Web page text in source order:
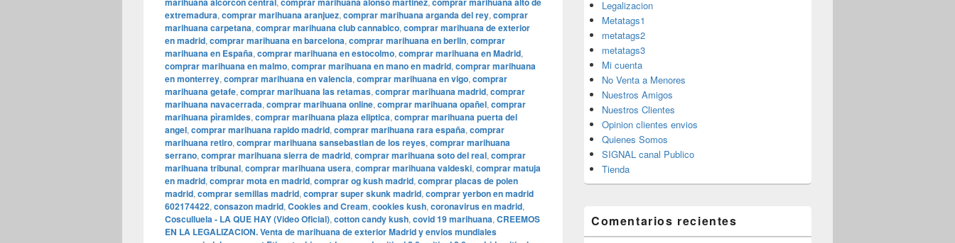
extremadura, comprar marihuana aranjuez, comprar marihuana arganda del rey, comprar
marihuana carpetana, comprar marihuana club cannabico, comprar marihuana de exterior
en madrid, comprar marihuana en barcelona, comprar marihuana en berlin, comprar
marihuana en España, comprar marihuana en estocolmo, comprar marihuana en Madrid,
comprar marihuana en malmo, comprar marihuana en mano en madrid, comprar marihuana
en monterrey, comprar marihuana en valencia, comprar marihuana en vigo, comprar
marihuana getafe, comprar marihuana las retamas, comprar marihuana madrid, comprar
marihuana navacerrada, comprar marihuana online, comprar marihuana opañel, comprar
marihuana pìramides, comprar marihuana plaza eliptica, comprar marihuana puerta del
angel, comprar marihuana rapido madrid, comprar marihuana rara españa, comprar
marihuana retiro, comprar marihuana sansebastian de los reyes, comprar marihuana
serrano, comprar marihuana sierra de madrid, comprar marihuana soto del real, comprar
marihuana tribunal, comprar marihuana usera, comprar marihuana valdeski, comprar matuja
en madrid, comprar mota en madrid, comprar og kush madrid, comprar placas de polen
madrid, comprar semillas madrid, comprar super skunk madrid, comprar yerbon en madrid
602174422, consazon madrid, Cookies and Cream, cookies kush, coronavirus en madrid,
Cosculluela - LA QUE HAY (Video Oficial), cotton candy kush, covid 19 marihuana, CREEMOS
EN LA LEGALIZACION. Venta de marihuana de exterior Madrid y envios mundiales
Legalizacion
Metatags1
metatags2
metatags3
Mi cuenta
No Venta a Menores
Nuestros Amigos
Nuestros Clientes
Opinion clientes envios
Quienes Somos
SIGNAL canal Publico
Tienda
Comentarios recientes